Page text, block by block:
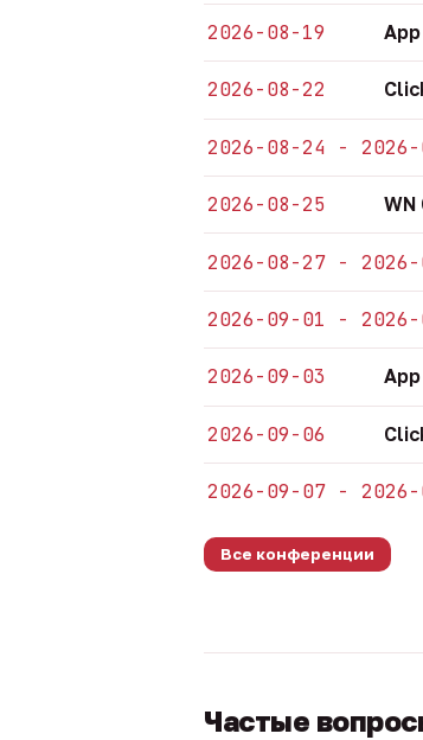
2026-08-19
2026-08-22
2026-08-24 - 2026-
2026-08-25
2026-08-27 - 2026-
2026-09-01 - 2026-
2026-09-03
2026-09-06
2026-09-07 - 2026-
Все конференции
Частые